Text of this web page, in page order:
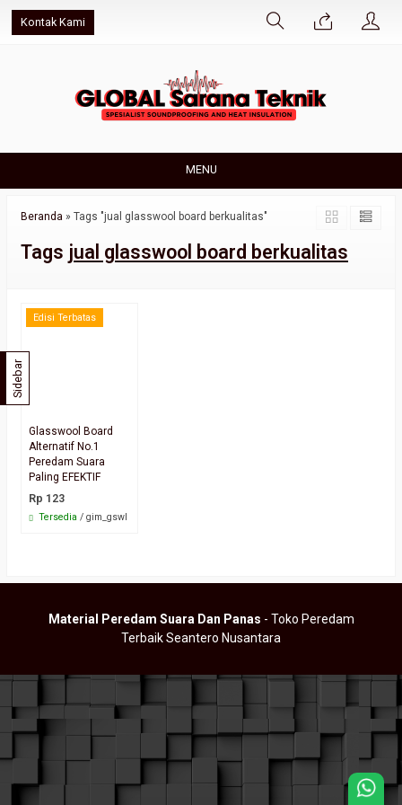
Kontak Kami
MENU
Beranda » Tags "jual glasswool board berkualitas"
Tags jual glasswool board berkualitas
Edisi Terbatas
Glasswool Board
Alternatif No.1
Peredam Suara
Paling EFEKTIF
Rp 123
Tersedia / gim_gswl
Sidebar
Material Peredam Suara Dan Panas - Toko Peredam
Terbaik Seantero Nusantara